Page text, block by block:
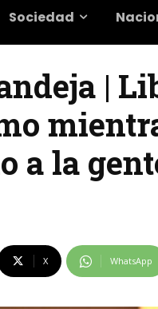
Sociedad
|
a la
X WhatsApp